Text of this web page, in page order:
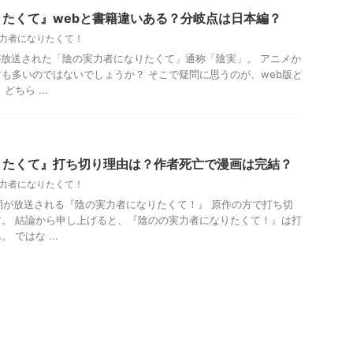
くて』webと書籍違いある？分岐点は日本編？
者になりたくて！
送された「陰の実力者になりたくて」通称「陰実」。 アニメか
多いのではないでしょうか？ そこで疑問に思うのが、web版と
どちら ...
くて』打ち切り理由は？作者死亡で漫画は完結？
者になりたくて！
放送される『陰の実力者になりたくて！』 原作の方で打ち切
結論から申し上げると、『陰のの実力者になりたくて！』は打
ではな ...